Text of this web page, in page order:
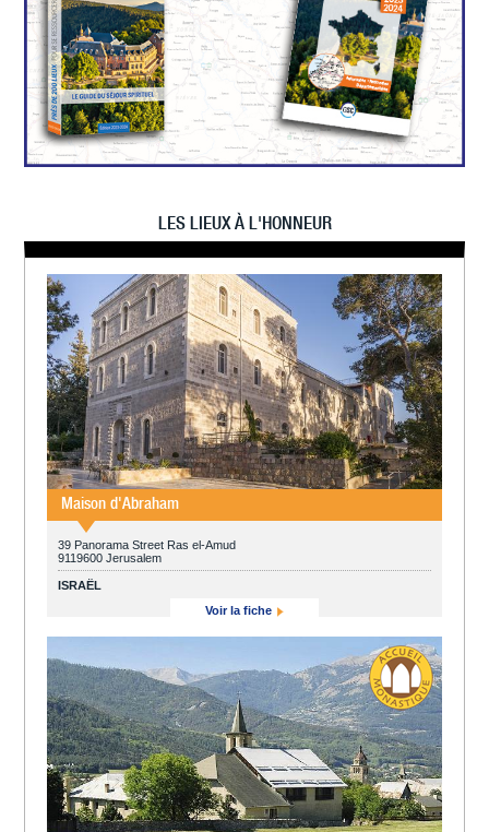
LES LIEUX À L'HONNEUR
Maison d'Abraham
39 Panorama Street Ras el-Amud
9119600 Jerusalem
ISRAËL
Voir la fiche